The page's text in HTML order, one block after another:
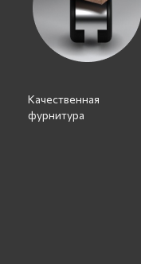
Качественная
фурнитура